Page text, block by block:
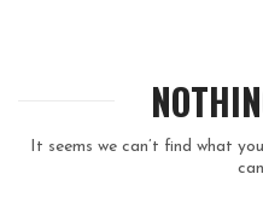
It seems we can’t find what